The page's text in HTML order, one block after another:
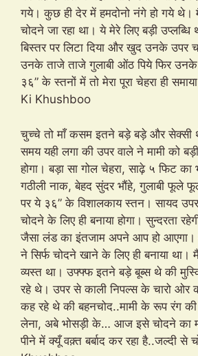
गये। कुछ ही देर में हमदोनो नंगे हो गये थे।
चोदने जा रहा था। ये मेरे लिए बड़ी उप्लब्धि
बिस्तर पर लिटा दिया और खुद उनके उपर
उनके ताजे ताजे गुलाबी ओंठ पिये फिर उनके
३६” के स्तनों में तो मेरा पूरा चेहरा ही
Ki Khushboo
चुच्चे तो माँ कसम इतने बड़े बड़े और सेक्सी
समय यही लगा की उपर वाले ने मामी को
होगा। बड़ा सा गोल चेहरा, साढ़े ५ फिट
गठीली नाक, बेहद सुंदर भौंहे, गुलाबी फूले
पर ये ३६” के विशालकाय स्तन। सायद
चोदने के लिए ही बनाया होगा। सुन्दरता
जैसा लंड का इंतजाम अपने आप हो आएगा।
ने सिर्फ चोदने खाने के लिए ही बनाया था।
व्यस्त था। उफ्फ्फ इतने बड़े बूब्स थे की
रहे थे। उपर से काली निपल्स के चारो ओर
कह रहे थे की बहनचोद..मामी के रूप रंग की
लेना, अबे भोसड़ी के… आज इसे चोदने का
पीने में क्यूँ वक़्त बर्बाद कर रहा है..जल्दी